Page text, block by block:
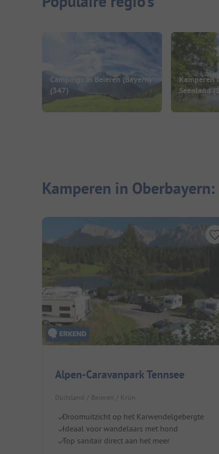
Campings in Beieren (Bayern)
(347)
Kamperen
Seenland
Kamperen in
Alpen-Caravanpark Tennsee
Duitsland / Beieren / Krün
Droomuitzicht op het Karwendelgebergte
Ideaal voor wandelaars met hond
Top sanitair direct aan het meer